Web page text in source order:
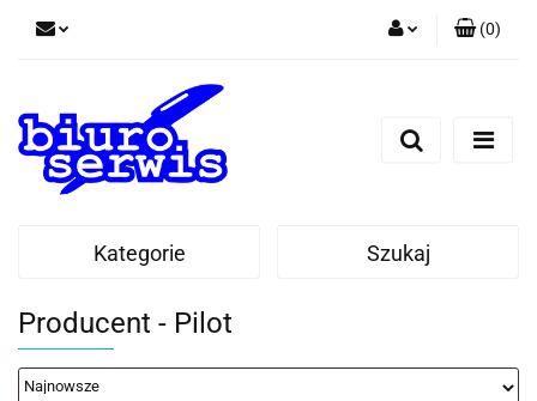
Zarejestruj się
(0)
Kategorie Szukaj
Producent - Pilot